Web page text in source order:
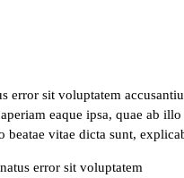
error sit voluptatem
eaque ipsa, quae ab illo
beatae vitae dicta sunt,
error sit voluptatem